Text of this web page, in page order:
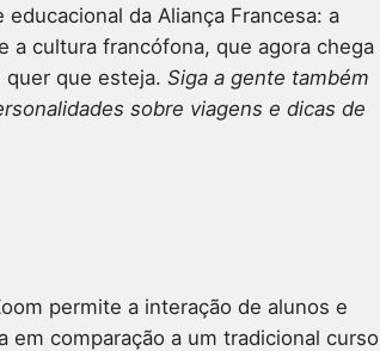
da Aliança Francesa: a
a cultura francófona, que agora chega
quer que esteja. Siga a gente também
sobre viagens e dicas de
permite a interação de alunos e
em comparação a um tradicional curso